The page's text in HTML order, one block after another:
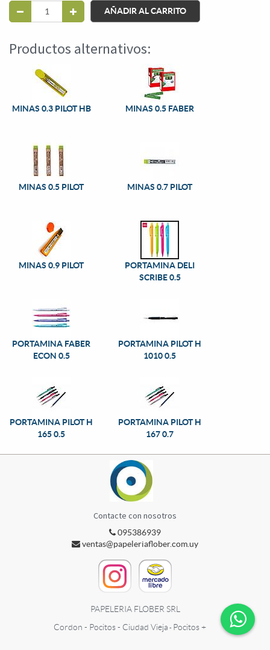
AÑADIR AL CARRITO
Productos alternativos:
MINAS 0.3 PILOT HB MINAS 0.5 FABER
MINAS 0.5 PILOT MINAS 0.7 PILOT
MINAS 0.9 PILOT
PORTAMINA DELI
SCRIBE 0.5
PORTAMINA FABER
ECON 0.5
PORTAMINA PILOT H
1010 0.5
PORTAMINA PILOT H
165 0.5
PORTAMINA PILOT H
167 0.7
Contacte con nosotros
095386939
ventas@papeleriaflober.com.uy
PAPELERIA FLOBER SRL
Cordon - Pocitos - Ciudad Vieja - Pocitos +